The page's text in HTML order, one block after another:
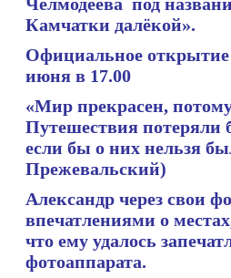
Камчатки далёкой».
Официальное открытие
июня в 17.00
«Мир прекрасен,
Путешествия потеряли
если бы о них нельзя
Прежевальский)
Александр через свои
впечатлениями о
что ему удалось
фотоаппарата.